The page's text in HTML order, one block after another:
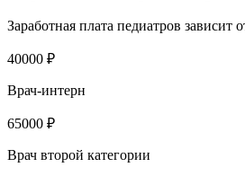
Заработная плата педиатров зависит
40000 ₽
Врач-интерн
65000 ₽
Врач второй категории